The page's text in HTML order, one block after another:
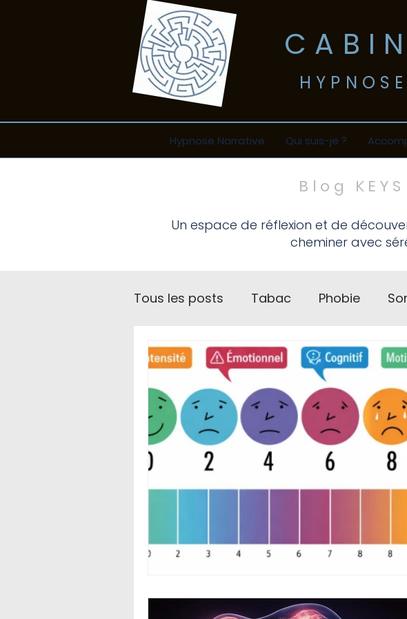
Hypnose Narrative Qui suis-je ?
Blog
Un espace de réflexion et de
cheminer avec
Tous les posts Tabac Phobie
Automatismes Mécanismes